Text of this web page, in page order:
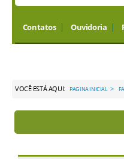
Contatos Ouvidoria
VOCÊ ESTÁ AQUI: PAGINA INICIAL >